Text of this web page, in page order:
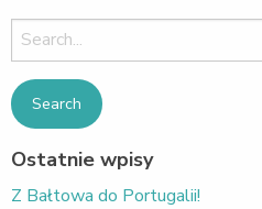
Search
for:
Ostatnie wpisy
Z Bałtowa do Portugalii!